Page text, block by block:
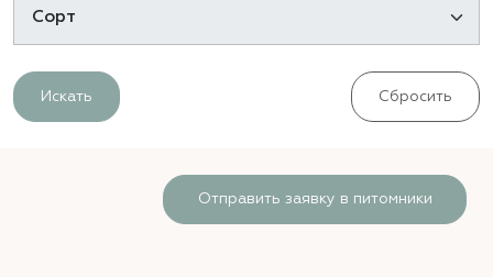
Искать Сбросить
Отправить заявку в питомники